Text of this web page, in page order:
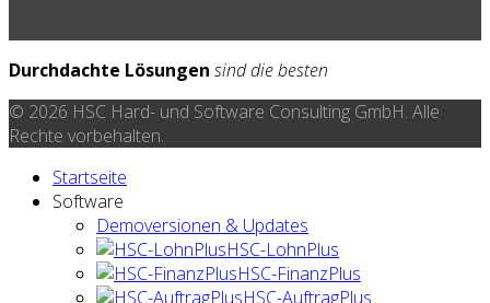
Durchdachte Lösungen sind die besten
© 2026 HSC Hard- und Software Consulting GmbH. Alle
Rechte vorbehalten.
Startseite
Software
Demoversionen & Updates
HSC-LohnPlus
HSC-FinanzPlus
HSC-AuftragPlus